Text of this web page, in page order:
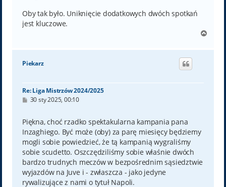
Oby tak było. Uniknięcie dodatkowych dwóch spotkań
jest kluczowe.
g
Piekarz
Re: Liga Mistrzów 2024/2025
P
t
30 sty 2025, 00:10
Piękna, choć rzadko spektakularna kampania pana
Inzaghiego. Być może (oby) za parę miesięcy będziemy
mogli sobie powiedzieć, że tą kampanią wygraliśmy
sobie scudetto. Oszczędziliśmy sobie właśnie dwóch
bardzo trudnych meczów w bezpośrednim sąsiedztwie
wyjazdów na Juve i - zwłaszcza - jako jedyne
rywalizujące z nami o tytuł Napoli.